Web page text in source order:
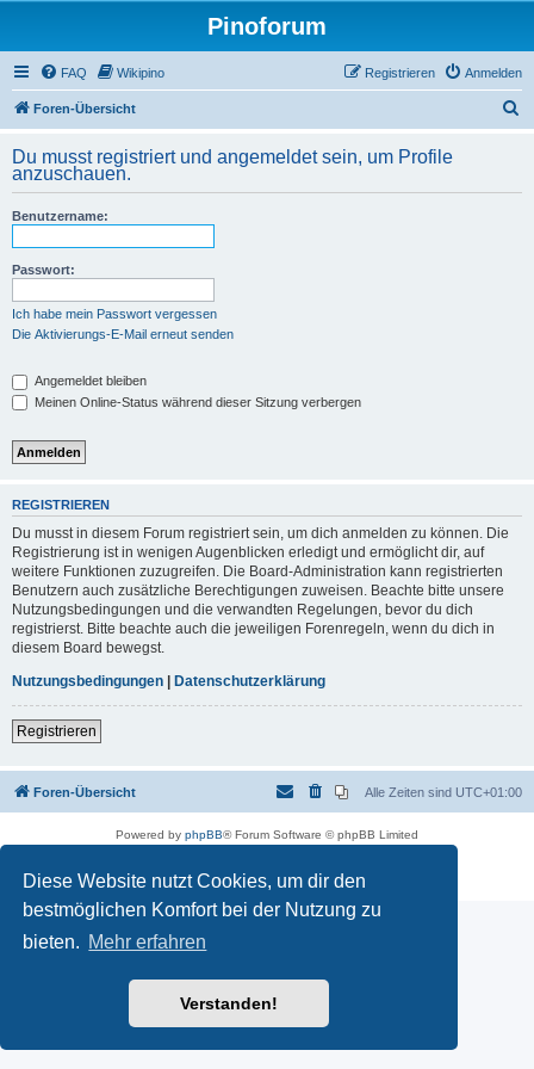
Diese Website nutzt Cookies, um dir den
bestmöglichen Komfort bei der Nutzung zu
bieten. Mehr erfahren
Verstanden!
Pinoforum
FAQ Wikipino Anmelden
Registrieren
Foren-Übersicht
h
Du musst registriert und angemeldet sein, um Profile
anzuschauen.
Benutzername:
Passwort:
Ich habe mein Passwort vergessen
Die Aktivierungs-E-Mail erneut senden
Angemeldet bleiben
Meinen Online-Status während dieser Sitzung verbergen
REGISTRIEREN
Du musst in diesem Forum registriert sein, um dich anmelden zu können. Die
Registrierung ist in wenigen Augenblicken erledigt und ermöglicht dir, auf
weitere Funktionen zuzugreifen. Die Board-Administration kann registrierten
Benutzern auch zusätzliche Berechtigungen zuweisen. Beachte bitte unsere
Nutzungsbedingungen und die verwandten Regelungen, bevor du dich
registrierst. Bitte beachte auch die jeweiligen Forenregeln, wenn du dich in
diesem Board bewegst.
Nutzungsbedingungen | Datenschutzerklärung
Registrieren
Foren-Übersicht Alle Zeiten sind UTC+01:00
Powered by phpBB® Forum Software © phpBB Limited
Datenschutz|Nutzungsbedingungen